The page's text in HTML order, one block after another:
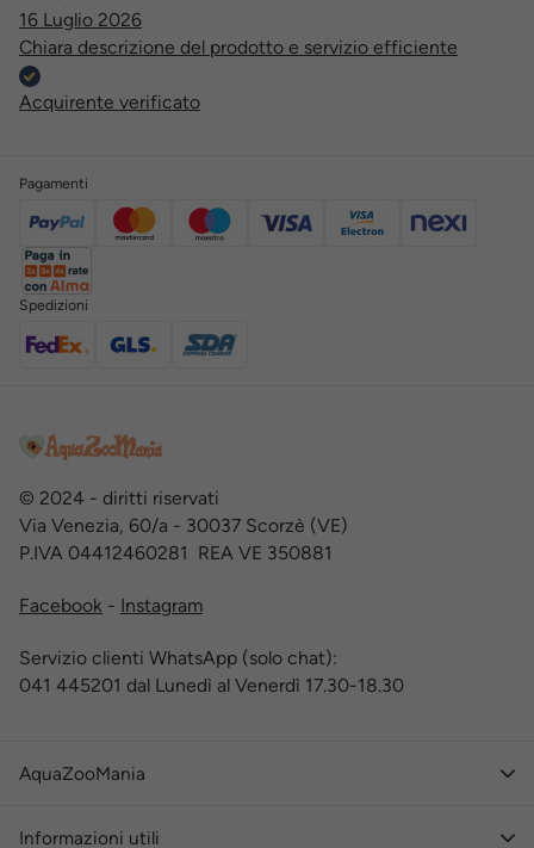
16 Luglio 2026
Chiara descrizione del prodotto e servizio efficiente
Acquirente verificato
Pagamenti
Spedizioni
© 2024 - diritti riservati
Via Venezia, 60/a - 30037 Scorzè (VE)
P.IVA 04412460281 REA VE 350881
Facebook - Instagram
Servizio clienti WhatsApp (solo chat):
041 445201 dal Lunedì al Venerdì 17.30-18.30
AquaZooMania
Informazioni utili